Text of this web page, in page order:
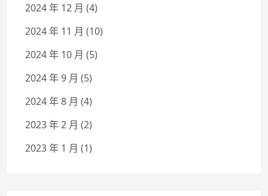
2024 年 12 月 (4)
2024 年 11 月 (10)
2024 年 10 月 (5)
2024 年 9 月 (5)
2024 年 8 月 (4)
2023 年 2 月 (2)
2023 年 1 月 (1)